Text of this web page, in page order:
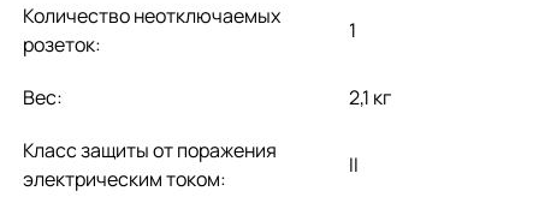
Количество неотключаемых
розеток:
1
Вес:
2,1 кг
Класс защиты от поражения
электрическим током:
II